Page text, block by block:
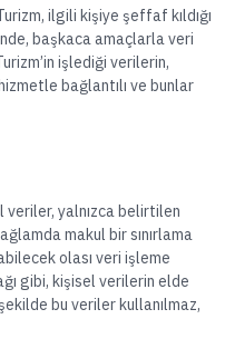
ilgili kişiye şeffaf kıldığı
başkaca amaçlarla veri
işlediği verilerin,
bağlantılı ve bunlar
veriler, yalnızca belirtilen
makul bir sınırlama
olası veri işleme
gibi, kişisel verilerin elde
bu veriler kullanılmaz,